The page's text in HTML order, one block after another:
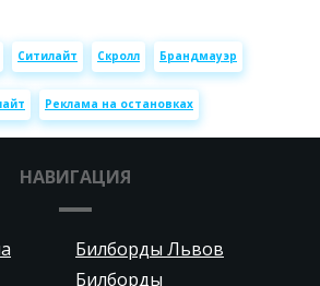
Ситилайт Скролл Брандмауэр
Реклама на остановках
НАВИГАЦИЯ
Билборды Львов
Билборды